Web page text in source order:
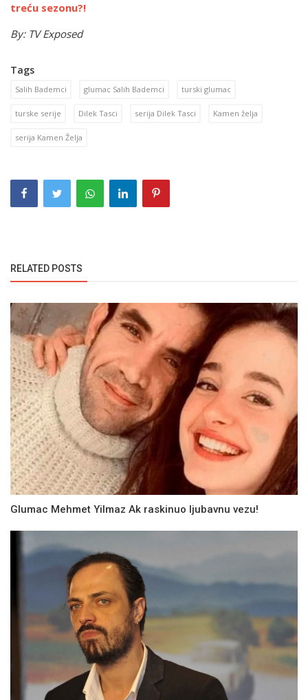
treću sezonu?!
By: TV Exposed
Tags
Salih Bademci glumac Salih Bademci turski glumac
turske serije Dilek Tasci serija Dilek Tasci Kamen želja
serija Kamen Želja
RELATED POSTS
Glumac Mehmet Yilmaz Ak raskinuo ljubavnu vezu!